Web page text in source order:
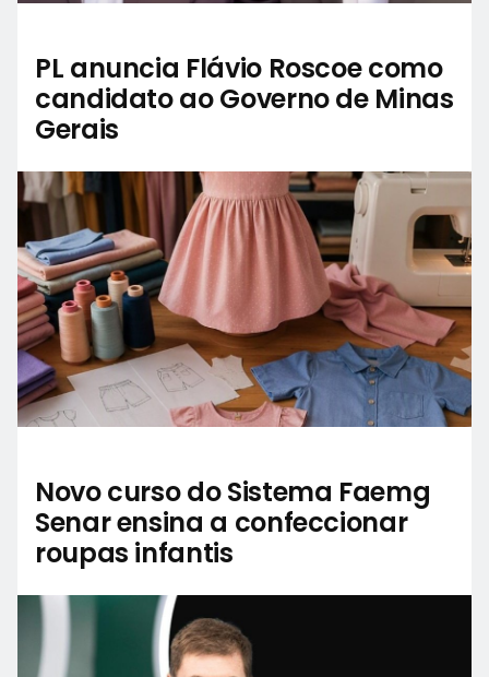
PL anuncia Flávio Roscoe como
candidato ao Governo de Minas
Gerais
Novo curso do Sistema Faemg
Senar ensina a confeccionar
roupas infantis